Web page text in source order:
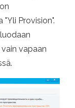
Provision".
vapaan